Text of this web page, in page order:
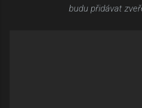
budu přidávat